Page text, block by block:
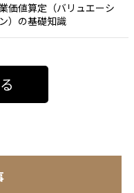
価値算定（バリュエーシ
）の基礎知識